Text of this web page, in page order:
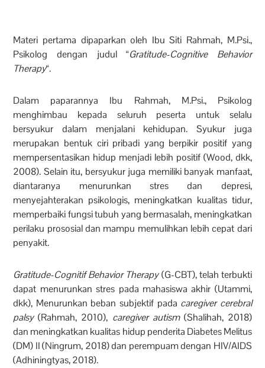
Materi pertama dipaparkan oleh Ibu Siti Rahmah, M.Psi.,
Psikolog dengan judul “Gratitude-Cognitive Behavior
Therapy“.
Dalam paparannya Ibu Rahmah, M.Psi., Psikolog
menghimbau kepada seluruh peserta untuk selalu
bersyukur dalam menjalani kehidupan. Syukur juga
merupakan bentuk ciri pribadi yang berpikir positif yang
mempersentasikan hidup menjadi lebih positif (Wood, dkk,
2008). Selain itu, bersyukur juga memiliki banyak manfaat,
diantaranya menurunkan stres dan depresi,
menyejahterakan psikologis, meningkatkan kualitas tidur,
memperbaiki fungsi tubuh yang bermasalah, meningkatkan
perilaku prososial dan mampu memulihkan lebih cepat dari
penyakit.
Gratitude-Cognitif Behavior Therapy(G-CBT), telah terbukti
dapat menurunkan stres pada mahasiswa akhir (Utammi,
dkk), Menurunkan beban subjektif pada caregiver cerebral
palsy(Rahmah, 2010), caregiver autism(Shalihah, 2018)
dan meningkatkan kualitas hidup penderita Diabetes Melitus
(DM) II (Ningrum, 2018) dan perempuam dengan HIV/AIDS
(Adhiningtyas, 2018).